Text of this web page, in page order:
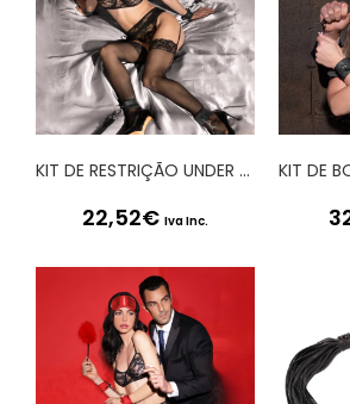
KIT DE RESTRIÇÃO UNDER THE BED BINDING RESTRAINT KIT OUCH! PRETO
22,52€ Iva Inc.